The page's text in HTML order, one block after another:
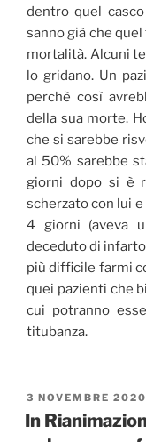
dentro quel
sanno già che
mortalità. Alcuni
lo gridano. Un
perchè così
della sua morte.
che si sarebbe
al 50% sarebbe
giorni dopo si è
scherzato con lui
4 giorni (aveva
deceduto di
più difficile farmi
quei pazienti che
cui potranno
titubanza.
PUBBLICATO
IL
3 NOVEMBRE 2020
In